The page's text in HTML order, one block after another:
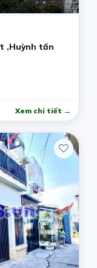
,Huỳnh tấn
Xem chi tiết →